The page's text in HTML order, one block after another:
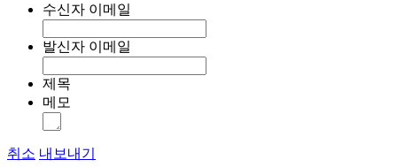
수신자 이메일
발신자 이메일
제목
메모
취소 내보내기